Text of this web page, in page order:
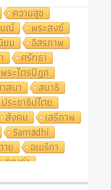
ความสุข
ณ์
พระสงฆ์
ยม
อิสรภาพ
ศรัทธา
พระไตรปิฎก
สนา
สมาธิ
ประชาธิปไตย
สังคม
เสรีภาพ
Samādhi
าย
อเมริกา
คุณค่า